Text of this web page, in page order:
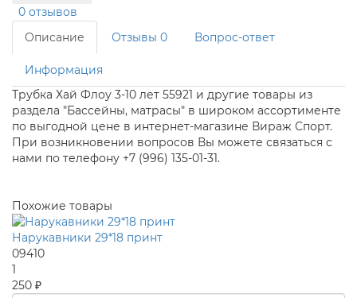
0 отзывов
Описание
Отзывы 0 Вопрос-ответ
Информация
Трубка Хай Флоу 3-10 лет 55921 и другие товары из
раздела "Бассейны, матрасы" в широком ассортименте
по выгодной цене в интернет-магазине Вираж Спорт.
При возникновении вопросов Вы можете связаться с
нами по телефону +7 (996) 135-01-31.
Похожие товары
Нарукавники 29*18 принт
09410
1
250 ₽